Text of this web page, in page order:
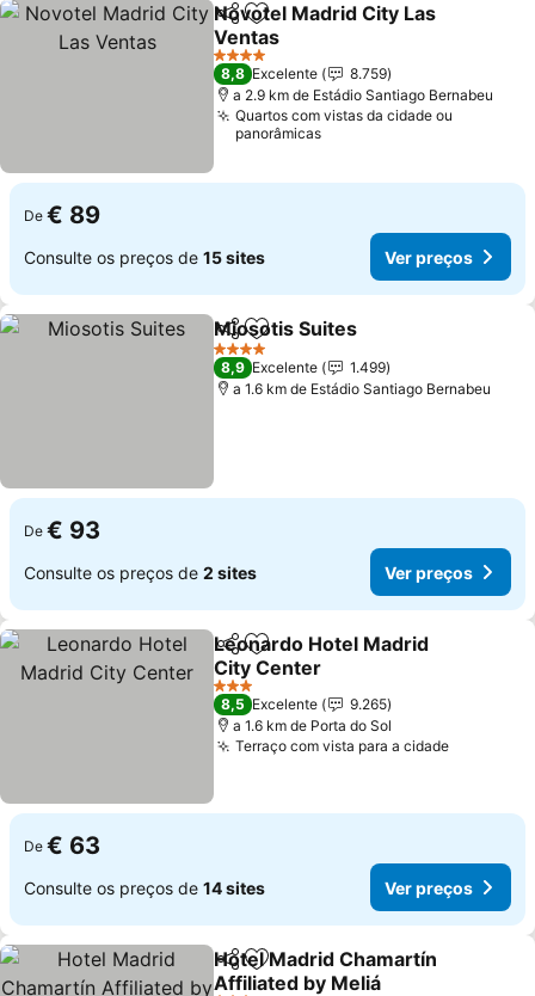
PartilharAdicionar aos favoritos
Novotel Madrid City Las
Ventas
4 Estrelas
8,8 Excelente
8.759
a 2.9 km de Estádio Santiago Bernabeu
Quartos com vistas da cidade ou
panorâmicas
De € 89
Consulte os preços de 15 sites Ver preços
PartilharAdicionar aos favoritos
Miosotis Suites
4 Estrelas
8,9 Excelente
1.499
a 1.6 km de Estádio Santiago Bernabeu
De € 93
Consulte os preços de 2 sites Ver preços
PartilharAdicionar aos favoritos
Leonardo Hotel Madrid
City Center
3 Estrelas
8,5 Excelente
9.265
a 1.6 km de Porta do Sol
Terraço com vista para a cidade
De € 63
Consulte os preços de 14 sites Ver preços
PartilharAdicionar aos favoritos
Hotel Madrid Chamartín
Affiliated by Meliá